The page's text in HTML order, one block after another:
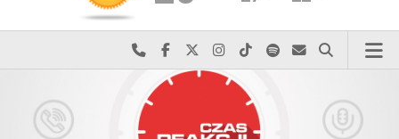
Najlepiej po prostu do nas zadzwoń
Odwiedź nas na Facebook-u
Odwiedź nas na X
Odwiedź nas na Instagram-ie
Odwiedź nas na TikTok-u
Szukaj nas na Spotify
Wyślij do nas
Szukaj